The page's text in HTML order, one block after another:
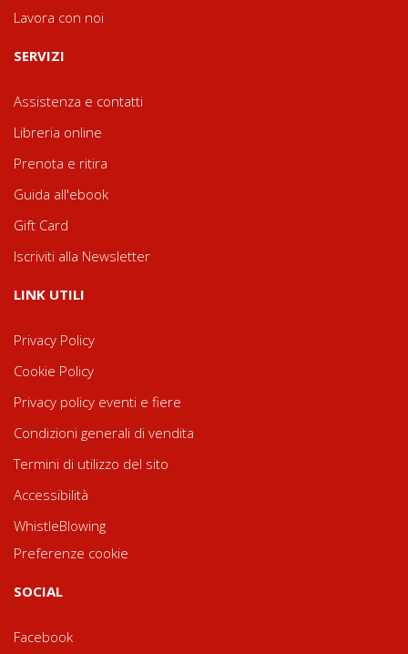
Lavora con noi
SERVIZI
Assistenza e contatti
Libreria online
Prenota e ritira
Guida all'ebook
Gift Card
Iscriviti alla Newsletter
LINK UTILI
Privacy Policy
Cookie Policy
Privacy policy eventi e fiere
Condizioni generali di vendita
Termini di utilizzo del sito
Accessibilità
WhistleBlowing
Preferenze cookie
SOCIAL
Facebook